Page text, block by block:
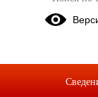
Условия
занятий